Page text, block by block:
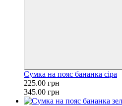
Сумка на пояс бананка сіра
225.00 грн
345.00 грн